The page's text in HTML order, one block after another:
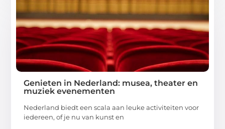
Genieten in Nederland: musea, theater en
muziek evenementen
Nederland biedt een scala aan leuke activiteiten voor
iedereen, of je nu van kunst en